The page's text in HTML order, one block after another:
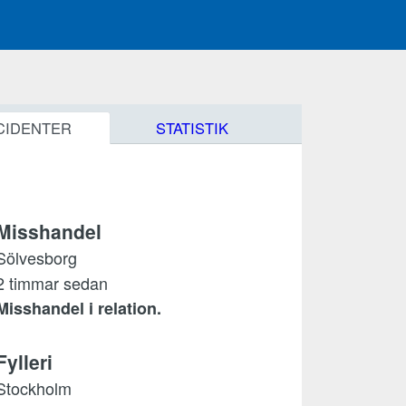
STATISTIK
timmar sedan
i relation.